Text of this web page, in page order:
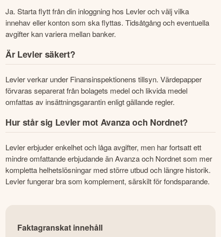
Ja. Starta flytt från din inloggning hos Levler och välj vilka
innehav eller konton som ska flyttas. Tidsåtgång och eventuella
avgifter kan variera mellan banker.
Är Levler säkert?
Levler verkar under Finansinspektionens tillsyn. Värdepapper
förvaras separerat från bolagets medel och likvida medel
omfattas av insättningsgarantin enligt gällande regler.
Hur står sig Levler mot Avanza och Nordnet?
Levler erbjuder enkelhet och låga avgifter, men har fortsatt ett
mindre omfattande erbjudande än Avanza och Nordnet som mer
kompletta helhetslösningar med större utbud och längre historik.
Levler fungerar bra som komplement, särskilt för fondsparande.
Faktagranskat innehåll